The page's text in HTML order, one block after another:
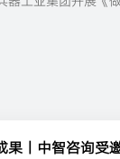
果丨中智咨询受